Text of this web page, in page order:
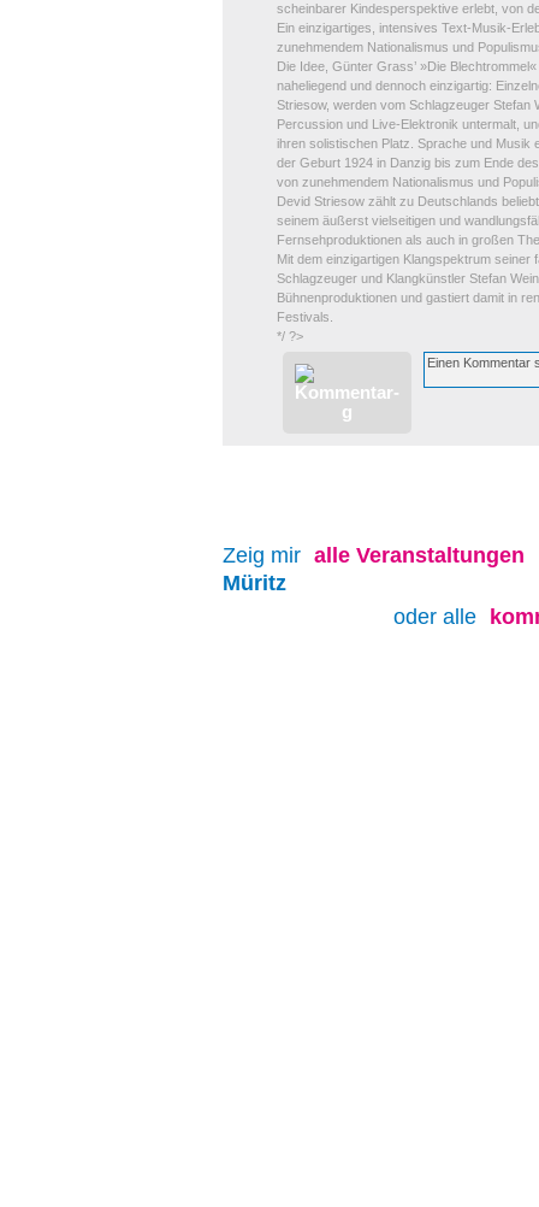
scheinbarer Kindesperspektive erlebt, von
Ein einzigartiges, intensives Text-Musik-
zunehmendem Nationalismus und
Die Idee, Günter Grass’ »Die
naheliegend und dennoch einzigartig:
Striesow, werden vom Schlagzeuger Stefan
Percussion und Live-Elektronik untermalt,
ihren solistischen Platz. Sprache und
der Geburt 1924 in Danzig bis zum Ende
von zunehmendem Nationalismus und
Devid Striesow zählt zu Deutschlands
seinem äußerst vielseitigen und
Fernsehproduktionen als auch in großen
Mit dem einzigartigen Klangspektrum
Schlagzeuger und Klangkünstler Stefan
Bühnenproduktionen und gastiert damit in
Festivals.
*/ ?>
Zeig mir alle Veranstaltungen
Müritz
oder alle